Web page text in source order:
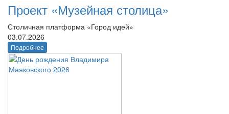
Проект «Музейная столица»
Столичная платформа «Город идей»
03.07.2026
Подробнее